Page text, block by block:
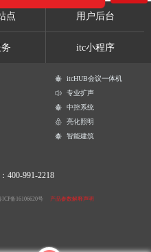
点 用户后台
itc小程序
itcHUB会议一体机
专业扩声
中控系统
亮化照明
智能建筑
400-991-2218
ICP备16106620号 产品参数解释声明